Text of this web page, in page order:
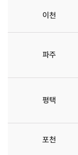
이천
파주
평택
포천